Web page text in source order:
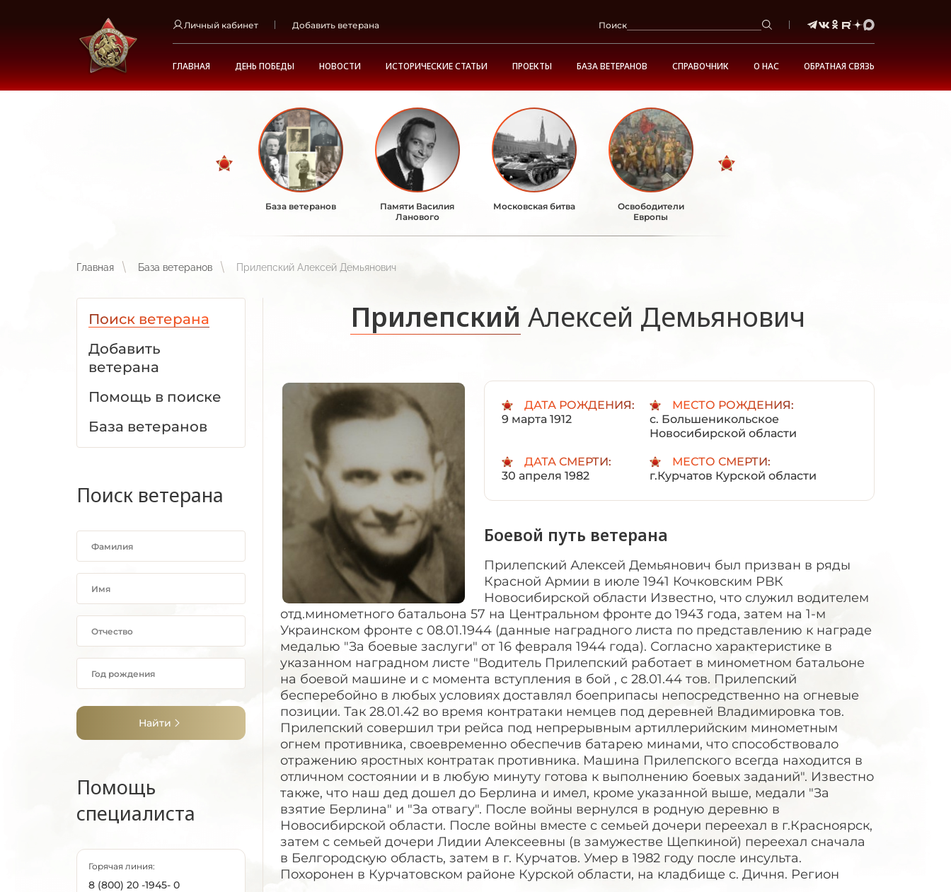
Личный кабинет Добавить ветерана Поиск
ГЛАВНАЯ ДЕНЬ ПОБЕДЫ НОВОСТИ ИСТОРИЧЕСКИЕ СТАТЬИ ПРОЕКТЫ БАЗА ВЕТЕРАНОВ СПРАВОЧНИК О НАС ОБРАТНАЯ СВЯЗЬ
База ветеранов
Памяти Василия
Ланового
Московская битва
Освободители
Европы
Главная База ветеранов Прилепский Алексей Демьянович
Поиск ветерана
Добавить
ветерана
Помощь в поиске
База ветеранов
Поиск ветерана
Найти
Помощь
специалиста
Горячая линия:
8 (800) 20 -1945- 0
Прилепский Алексей Демьянович
ДАТА РОЖДЕНИЯ:
9 марта 1912
МЕСТО РОЖДЕНИЯ:
с. Большеникольское
Новосибирской области
ДАТА СМЕРТИ:
30 апреля 1982
МЕСТО СМЕРТИ:
г.Курчатов Курской области
Боевой путь ветерана
Прилепский Алексей Демьянович был призван в ряды
Красной Армии в июле 1941 Кочковским РВК
Новосибирской области Известно, что служил водителем
отд.минометного батальона 57 на Центральном фронте до 1943 года, затем на 1-м
Украинском фронте с 08.01.1944 (данные наградного листа по представлению к награде
медалью "За боевые заслуги" от 16 февраля 1944 года). Согласно характеристике в
указанном наградном листе "Водитель Прилепский работает в минометном батальоне
на боевой машине и с момента вступления в бой , с 28.01.44 тов. Прилепский
бесперебойно в любых условиях доставлял боеприпасы непосредственно на огневые
позиции. Так 28.01.42 во время контратаки немцев под деревней Владимировка тов.
Прилепский совершил три рейса под непрерывным артиллерийским минометным
огнем противника, своевременно обеспечив батарею минами, что способствовало
отражению яростных контратак противника. Машина Прилепского всегда находится в
отличном состоянии и в любую минуту готова к выполнению боевых заданий". Известно
также, что наш дед дошел до Берлина и имел, кроме указанной выше, медали "За
взятие Берлина" и "За отвагу". После войны вернулся в родную деревню в
Новосибирской области. После войны вместе с семьей дочери переехал в г.Красноярск,
затем с семьей дочери Лидии Алексеевны (в замужестве Щепкиной) переехал сначала
в Белгородскую область, затем в г. Курчатов. Умер в 1982 году после инсульта.
Похоронен в Курчатовском районе Курской области, на кладбище с. Дичня. Регион